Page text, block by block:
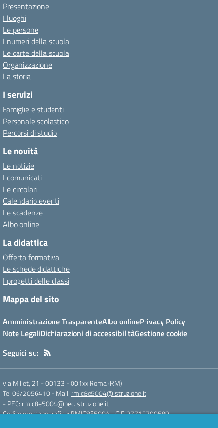
Presentazione
I luoghi
Le persone
I numeri della scuola
Le carte della scuola
Organizzazione
La storia
I servizi
Famiglie e studenti
Personale scolastico
Percorsi di studio
Le novità
Le notizie
I comunicati
Le circolari
Calendario eventi
Le scadenze
Albo online
La didattica
Offerta formativa
Le schede didattiche
I progetti delle classi
Mappa del sito
Amministrazione TrasparenteAlbo onlinePrivacy Policy
Note LegaliDichiarazioni di accessibilitàGestione cookie
Seguici su:
via Millet, 21 - 00133 -001xx Roma (RM)
Tel 06/2056410- Mail: rmic8e5004@istruzione.it
- PEC: rmic8e5004@pec.istruzione.it
Codice meccanografico: RMIC8E5004- C.F. 97712790589